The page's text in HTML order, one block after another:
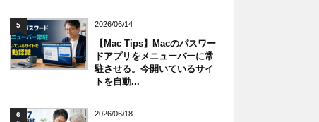
5 2026/06/14
【Mac Tips】Macのパスワー
ドアプリをメニューバーに常
駐させる。今開いているサイ
トを自動...
6 2026/06/18